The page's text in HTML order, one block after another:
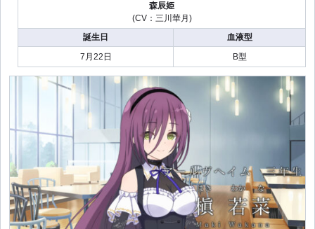
森辰姫
(CV：三川華月)
誕生日
血液型
7月22日
B型